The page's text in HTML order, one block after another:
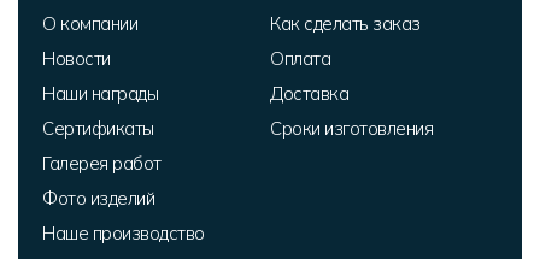
О компании
Новости
Наши награды
Сертификаты
Галерея работ
Фото изделий
Наше производство
Как сделать заказ
Оплата
Доставка
Сроки изготовления